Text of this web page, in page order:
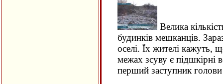
Велика
будинків мешканців.
оселі. Їх жителі кажуть,
межах зсуву є підшкірні
перший заступник